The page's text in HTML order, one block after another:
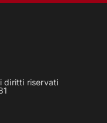
diritti riservati